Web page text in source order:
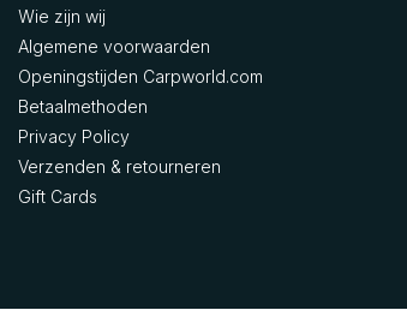
Wie zijn wij
Algemene voorwaarden
Openingstijden Carpworld.com
Betaalmethoden
Privacy Policy
Verzenden & retourneren
Gift Cards